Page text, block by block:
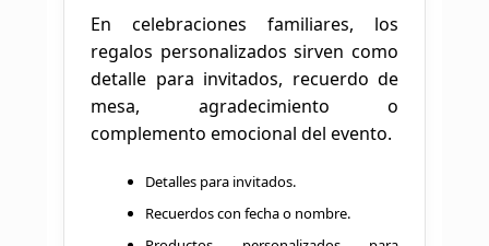
En celebraciones familiares, los
regalos personalizados sirven como
detalle para invitados, recuerdo de
mesa, agradecimiento o
complemento emocional del evento.
Detalles para invitados.
Recuerdos con fecha o nombre.